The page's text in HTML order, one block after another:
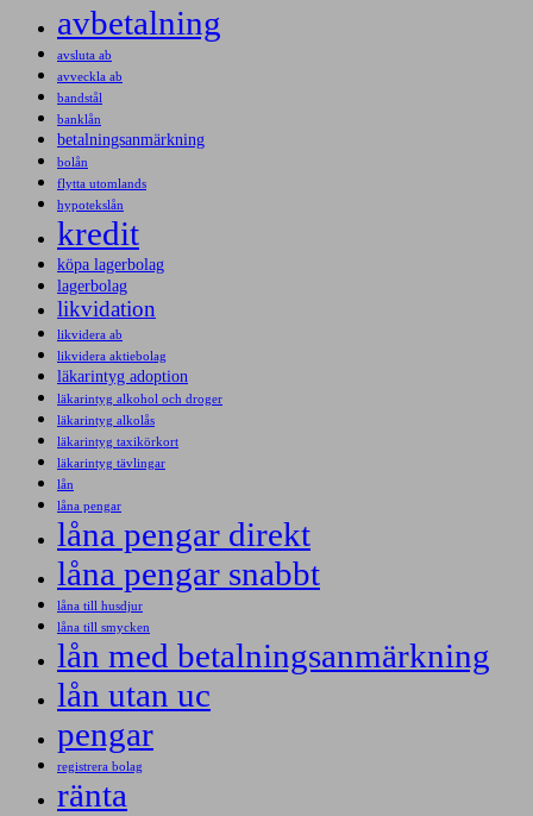
avbetalning
avsluta ab
avveckla ab
bandstål
banklån
betalningsanmärkning
bolån
flytta utomlands
hypotekslån
kredit
köpa lagerbolag
lagerbolag
likvidation
likvidera ab
likvidera aktiebolag
läkarintyg adoption
läkarintyg alkohol och droger
läkarintyg alkolås
läkarintyg taxikörkort
läkarintyg tävlingar
lån
låna pengar
låna pengar direkt
låna pengar snabbt
låna till husdjur
låna till smycken
lån med betalningsanmärkning
lån utan uc
pengar
registrera bolag
ränta